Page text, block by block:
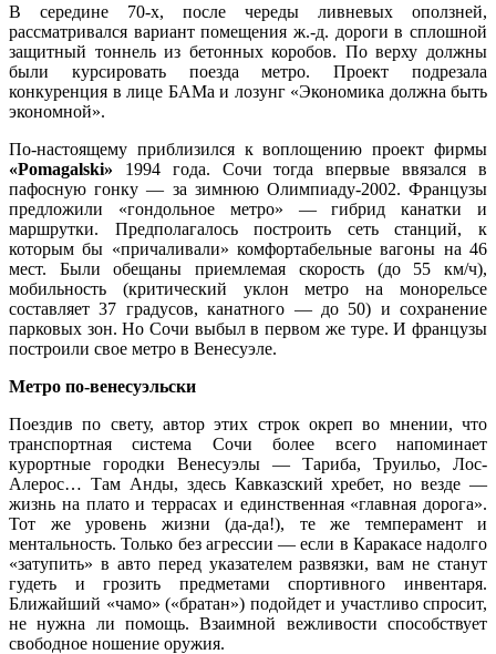
В середине 70-х, после череды ливневых оползней,
рассматривался вариант помещения ж.-д. дороги в сплошной
защитный тоннель из бетонных коробов. По верху должны
были курсировать поезда метро. Проект подрезала
конкуренция в лице БАМа и лозунг «Экономика должна быть
экономной».
По-настоящему приблизился к воплощению проект фирмы
«Pomagalski» 1994 года. Сочи тогда впервые ввязался в
пафосную гонку — за зимнюю Олимпиаду-2002. Французы
предложили «гондольное метро» — гибрид канатки и
маршрутки. Предполагалось построить сеть станций, к
которым бы «причаливали» комфортабельные вагоны на 46
мест. Были обещаны приемлемая скорость (до 55 км/ч),
мобильность (критический уклон метро на монорельсе
составляет 37 градусов, канатного — до 50) и сохранение
парковых зон. Но Сочи выбыл в первом же туре. И французы
построили свое метро в Венесуэле.
Метро по-венесуэльски
Поездив по свету, автор этих строк окреп во мнении, что
транспортная система Сочи более всего напоминает
курортные городки Венесуэлы — Тариба, Труильо, Лос-
Алерос… Там Анды, здесь Кавказский хребет, но везде —
жизнь на плато и террасах и единственная «главная дорога».
Тот же уровень жизни (да-да!), те же темперамент и
ментальность. Только без агрессии — если в Каракасе надолго
«затупить» в авто перед указателем развязки, вам не станут
гудеть и грозить предметами спортивного инвентаря.
Ближайший «чамо» («братан») подойдет и участливо спросит,
не нужна ли помощь. Взаимной вежливости способствует
свободное ношение оружия.